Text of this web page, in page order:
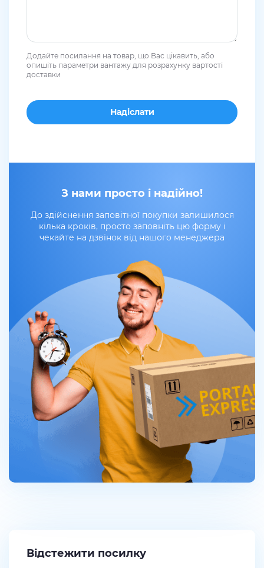
З нами просто і надійно!
До здійснення заповітної покупки залишилося
кілька кроків, просто заповніть цю форму і
чекайте на дзвінок від нашого менеджера
Додайте посилання на товар, що Вас цікавить, або
опишіть параметри вантажу для розрахунку вартості
доставки
Відстежити посилку